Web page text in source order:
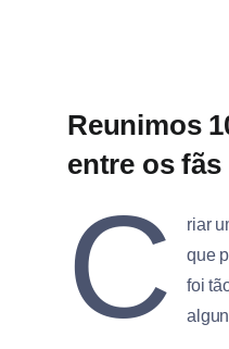
Reunimos
entre os fãs
C
riar
que
foi